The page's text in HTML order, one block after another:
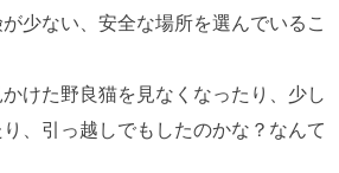
少ない、安全な場所を選んでいるこ
けた野良猫を見なくなったり、少し
、引っ越しでもしたのかな？なんて